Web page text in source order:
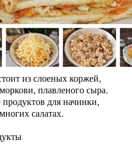
из слоеных коржей,
плавленого сыра.
продуктов для начинки,
салатах.